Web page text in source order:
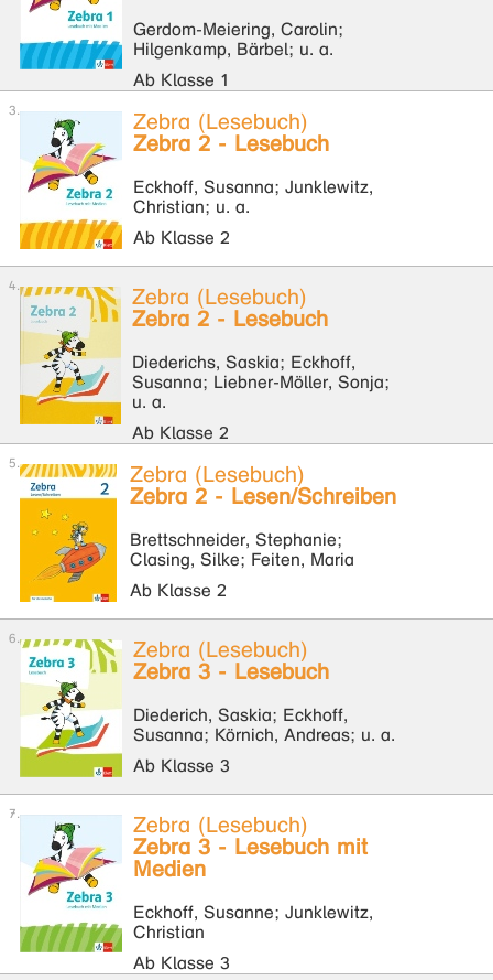
Gerdom-Meiering, Carolin;
Hilgenkamp, Bärbel; u. a.
Ab Klasse 1
Zebra (Lesebuch)
Zebra 2 - Lesebuch
Eckhoff, Susanna; Junklewitz,
Christian; u. a.
Ab Klasse 2
Zebra (Lesebuch)
Zebra 2 - Lesebuch
Diederichs, Saskia; Eckhoff,
Susanna; Liebner-Möller, Sonja;
u. a.
Ab Klasse 2
Zebra (Lesebuch)
Zebra 2 - Lesen/Schreiben
Brettschneider, Stephanie;
Clasing, Silke; Feiten, Maria
Ab Klasse 2
Zebra (Lesebuch)
Zebra 3 - Lesebuch
Diederich, Saskia; Eckhoff,
Susanna; Körnich, Andreas; u. a.
Ab Klasse 3
Zebra (Lesebuch)
Zebra 3 - Lesebuch mit
Medien
Eckhoff, Susanne; Junklewitz,
Christian
Ab Klasse 3